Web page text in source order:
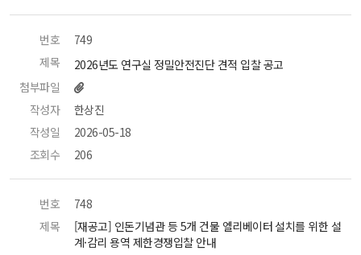
번호
749
제목
2026년도 연구실 정밀안전진단 견적 입찰 공고
첨부파일
작성자
한상진
작성일
2026-05-18
조회수
206
번호
748
제목
[재공고] 인돈기념관 등 5개 건물 엘리베이터 설치를 위한 설
계·감리 용역 제한경쟁입찰 안내